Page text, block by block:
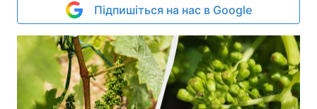
Підпишіться на нас в Google